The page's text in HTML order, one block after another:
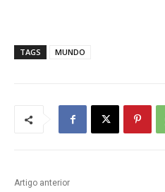
TAGS MUNDO
Artigo anterior